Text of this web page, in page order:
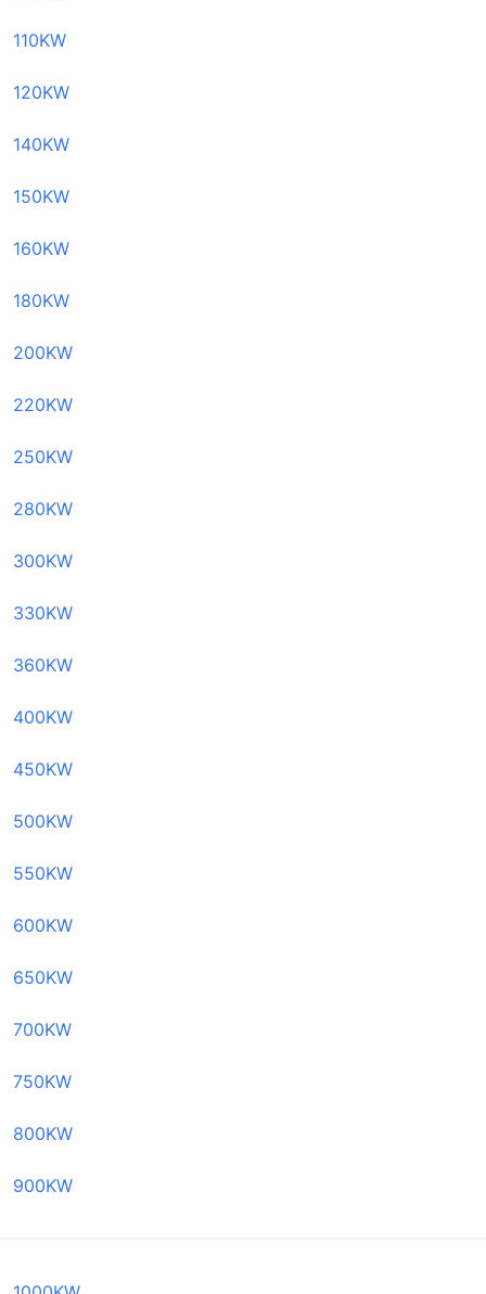
110KW
120KW
140KW
150KW
160KW
180KW
200KW
220KW
250KW
280KW
300KW
330KW
360KW
400KW
450KW
500KW
550KW
600KW
650KW
700KW
750KW
800KW
900KW